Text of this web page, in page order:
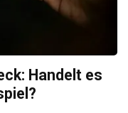
Handelt es